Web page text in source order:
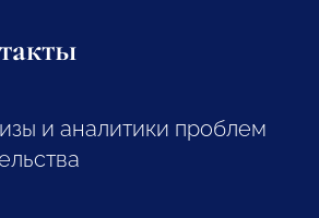
и аналитики проблем